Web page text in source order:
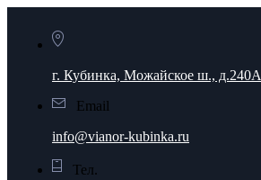
г. Кубинка, Можайское ш., д.240А
Email
info@vianor-kubinka.ru
Тел.